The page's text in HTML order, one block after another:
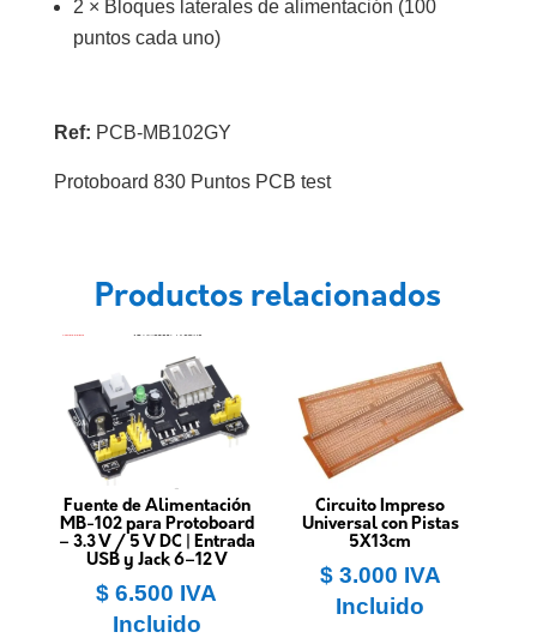
2 × Bloques laterales de alimentación (100
puntos cada uno)
Ref: PCB-MB102GY
Protoboard 830 Puntos PCB test
Productos relacionados
Fuente de Alimentación
MB-102 para Protoboard
– 3.3 V / 5 V DC | Entrada
USB y Jack 6–12 V
$ 6.500 IVA
Incluido
Circuito Impreso
Universal con Pistas
5X13cm
$3.000 IVA
Incluido